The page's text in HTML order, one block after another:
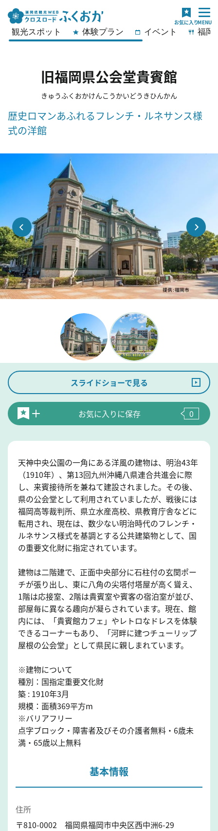
観光スポット 体験プラン イベント 福岡
旧福岡県公会堂貴賓館
きゅうふくおかけんこうかいどうきひんかん
歴史ロマンあふれるフレンチ・ルネサンス様
式の洋館
スライドショーで見る
お気に入りに保存 0
天神中央公園の一角にある洋風の建物は、明治43年
（1910年）、第13回九州沖縄八県連合共進会に際
し、来賓接待所を兼ねて建設されました。その後、
県の公会堂として利用されていましたが、戦後には
福岡高等裁判所、県立水産高校、県教育庁舎などに
転用され、現在は、数少ない明治時代のフレンチ・
ルネサンス様式を基調とする公共建築物として、国
の重要文化財に指定されています。
建物は二階建で、正面中央部分に石柱付の玄関ポー
チが張り出し、東に八角の尖塔付塔屋が高く聳え、
1階は応接室、2階は貴賓室や賓客の宿泊室が並び、
部屋毎に異なる趣向が凝らされています。現在、館
内には、「貴賓館カフェ」やレトロなドレスを体験
できるコーナーもあり、「河畔に建つチューリップ
屋根の公会堂」として県民に親しまれています。
※建物について
種別：国指定重要文化財
築 : 1910年3月
規模：面積369平方m
※バリアフリー
点字ブロック・障害者及びその介護者無料・6歳未
満・65歳以上無料
基本情報
住所
〒810-0002 福岡県福岡市中央区西中洲6-29